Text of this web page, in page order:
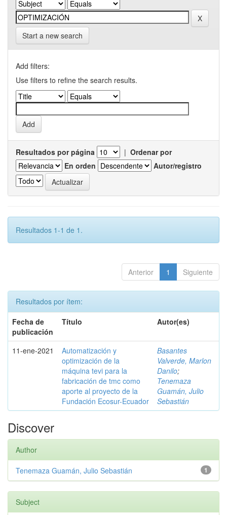
Start a new search
Add filters:
Use filters to refine the search results.
Resultados por página | Ordenar por
En orden
Autor/registro
Resultados 1-1 de 1.
Anterior 1 Siguiente
Resultados por ítem:
Fecha de
publicación
Título Autor(es)
11-ene-2021
Automatización y
optimización de la
máquina tevi para la
fabricación de tmc como
aporte al proyecto de la
Fundación Ecosur-Ecuador
Basantes
Valverde, Marlon
Danilo;
Tenemaza
Guamán, Julio
Sebastián
Discover
Author
1
Tenemaza Guamán, Julio Sebastián
Subject